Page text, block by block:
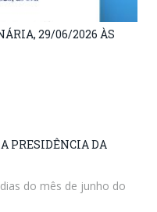
29/06/2026 ÀS
PRESIDÊNCIA DA
do mês de junho do